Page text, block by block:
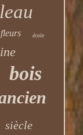
fleurs école
bois
siècle